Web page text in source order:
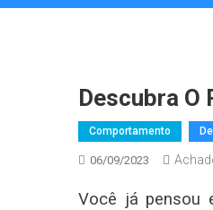
Descubra O
Comportamento
06/09/2023
Você já pensou